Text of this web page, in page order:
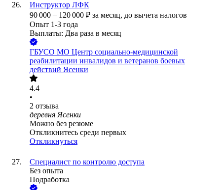
Инструктор ЛФК
90 000 – 120 000 ₽ за месяц, до вычета налогов
Опыт 1-3 года
Выплаты: Два раза в месяц
ГБУСО МО Центр социально-медицинской
реабилитации инвалидов и ветеранов боевых
действий Ясенки
4.4
•
2 отзыва
деревня Ясенки
Можно без резюме
Откликнитесь среди первых
Откликнуться
Специалист по контролю доступа
Без опыта
Подработка